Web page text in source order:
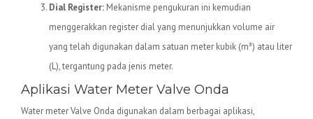
Dial Register: Mekanisme pengukuran ini kemudian
menggerakkan register dial yang menunjukkan volume air
yang telah digunakan dalam satuan meter kubik (m³) atau liter
(L), tergantung pada jenis meter.
Aplikasi Water Meter Valve Onda
Water meter Valve Onda digunakan dalam berbagai aplikasi,